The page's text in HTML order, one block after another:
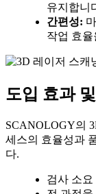
유지합니
간편성:
작업 효
도입 효과
SCANOLOGY의
세스의 효율성과
다.
검사 소